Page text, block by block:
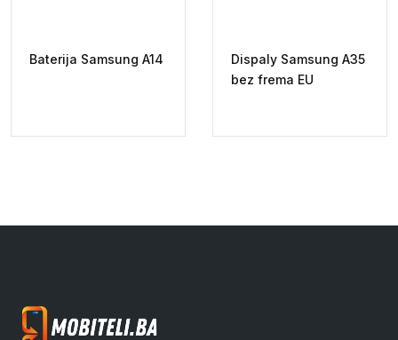
Baterija Samsung A14
Dispaly Samsung A35
bez frema EU